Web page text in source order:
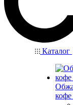
Каталог
кофе